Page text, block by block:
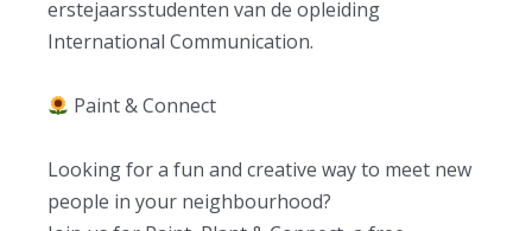
erstejaarsstudenten van de opleiding
International Communication.
Paint & Connect
Looking for a fun and creative way to meet new
people in your neighbourhood?